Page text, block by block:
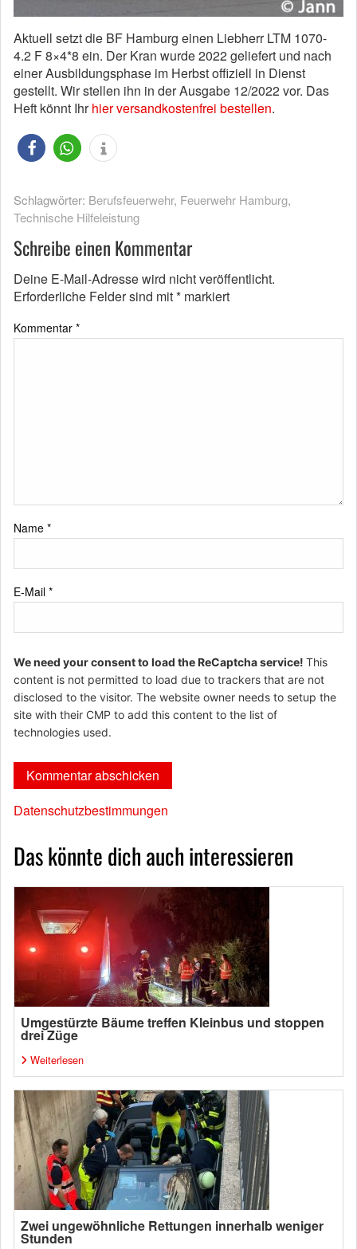
Aktuell setzt die BF Hamburg einen Liebherr LTM 1070-
4.2 F 8×4*8 ein. Der Kran wurde 2022 geliefert und nach
einer Ausbildungsphase im Herbst offiziell in Dienst
gestellt. Wir stellen ihn in der Ausgabe 12/2022 vor. Das
Heft könnt Ihrhier versandkostenfrei bestellen.
Schlagwörter: Berufsfeuerwehr, Feuerwehr Hamburg,
Technische Hilfeleistung
Schreibe einen Kommentar
Deine E-Mail-Adresse wird nicht veröffentlicht.
Erforderliche Felder sind mit* markiert
Kommentar *
Name *
E-Mail *
We need your consent to load the ReCaptcha service! This
content is not permitted to load due to trackers that are not
disclosed to the visitor. The website owner needs to setup the
site with their CMP to add this content to the list of
technologies used.
Datenschutzbestimmungen
Das könnte dich auch interessieren
Umgestürzte Bäume treffen Kleinbus und stoppen
drei Züge
Weiterlesen
Zwei ungewöhnliche Rettungen innerhalb weniger
Stunden